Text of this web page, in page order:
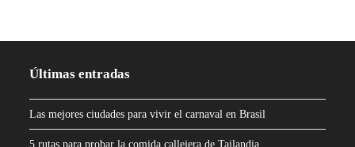
Últimas entradas
Las mejores ciudades para vivir el carnaval en Brasil
5 rutas para probar la comida callejera de Tailandia